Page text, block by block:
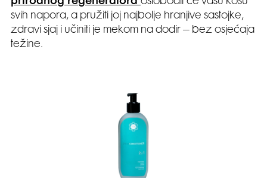
svih napora, a pružiti joj najbolje hranjive sastojke,
zdravi sjaj i učiniti je mekom na dodir – bez osjećaja
težine.